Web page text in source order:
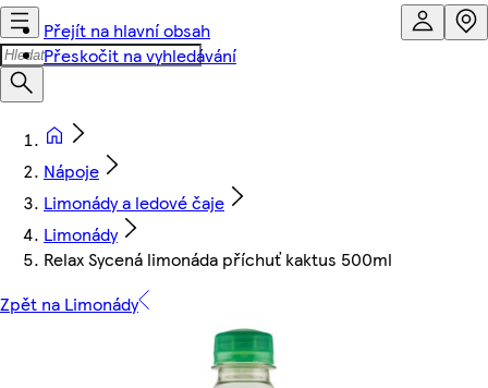
Přejít na hlavní obsah
Přeskočit na vyhledávání
Nápoje
Limonády a ledové čaje
Limonády
Relax Sycená limonáda příchuť kaktus 500ml
Zpět na Limonády